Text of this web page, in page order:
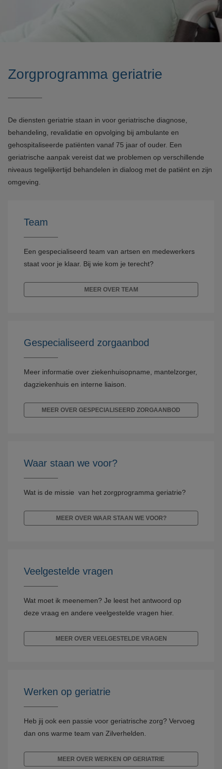
Zorgprogramma geriatrie
De diensten geriatrie staan in voor geriatrische diagnose,
behandeling, revalidatie en opvolging bij ambulante en
gehospitaliseerde patiënten vanaf 75 jaar of ouder. Een
geriatrische aanpak vereist dat we problemen op verschillende
niveaus tegelijkertijd behandelen in dialoog met de patiënt en zijn
omgeving.
Team
Een gespecialiseerd team van artsen en medewerkers
staat voor je klaar. Bij wie kom je terecht?
MEER OVER TEAM
Gespecialiseerd zorgaanbod
Meer informatie over ziekenhuisopname, mantelzorger,
dagziekenhuis en interne liaison.
MEER OVER GESPECIALISEERD ZORGAANBOD
Waar staan we voor?
Wat is de missie van het zorgprogramma geriatrie?
MEER OVER WAAR STAAN WE VOOR?
Veelgestelde vragen
Wat moet ik meenemen? Je leest het antwoord op
deze vraag en andere veelgestelde vragen hier.
MEER OVER VEELGESTELDE VRAGEN
Werken op geriatrie
Heb jij ook een passie voor geriatrische zorg? Vervoeg
dan ons warme team van Zilverhelden.
MEER OVER WERKEN OP GERIATRIE